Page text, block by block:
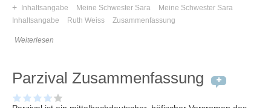
+
Inhaltsangabe Meine Schwester Sara
Meine Schwester Sara
Inhaltsangabe
Ruth Weiss Zusammenfassung
Weiterlesen
Parzival Zusammenfassung